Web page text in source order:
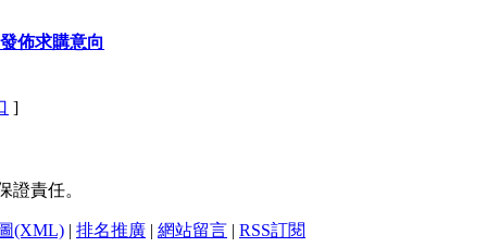
發佈求購意向
]
證責任。
(XML) | 排名推廣 | 網站留言 | RSS訂閱